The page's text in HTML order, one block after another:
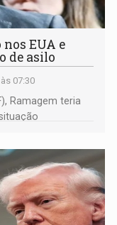
nos EUA e
de asilo
07:30
Ramagem teria